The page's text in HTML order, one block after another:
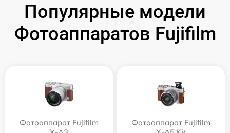
Популярные модели
Фотоаппаратов Fujifilm
Фотоаппарат Fujifilm
Фотоаппарат Fujifilm